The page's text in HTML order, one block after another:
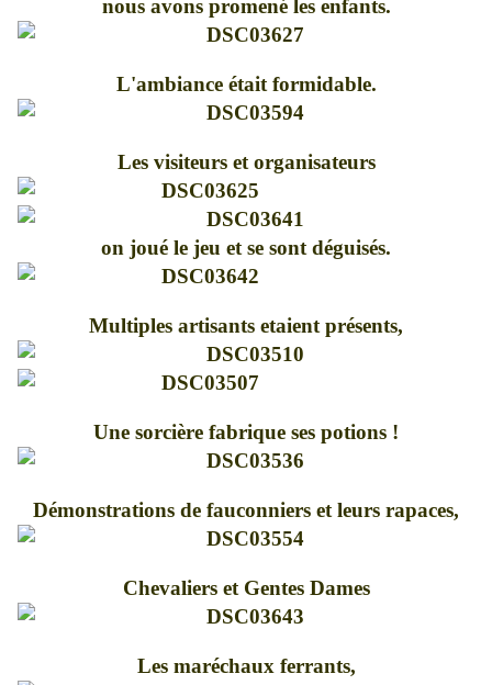
nous avons promené les enfants.
L'ambiance était formidable.
Les visiteurs et organisateurs
on joué le jeu et se sont déguisés.
Multiples artisants etaient présents,
Une sorcière fabrique ses potions !
Démonstrations de fauconniers et leurs rapaces,
Chevaliers et Gentes Dames
Les maréchaux ferrants,